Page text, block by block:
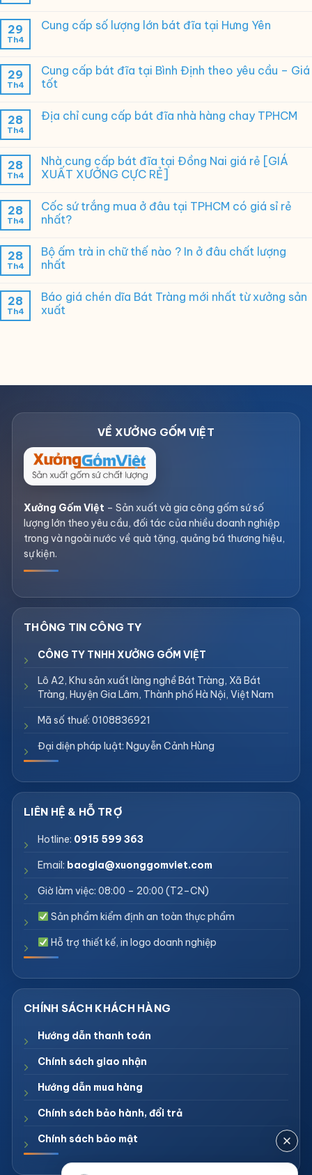
29
Th4
Cung cấp số lượng lớn bát đĩa tại Hưng Yên
29
Th4
Cung cấp bát đĩa tại Bình Định theo yêu cầu – Giá
tốt
28
Th4
Địa chỉ cung cấp bát đĩa nhà hàng chay TPHCM
28
Th4
Nhà cung cấp bát đĩa tại Đồng Nai giá rẻ [GIÁ
XUẤT XƯỞNG CỰC RẺ]
28
Th4
Cốc sứ trắng mua ở đâu tại TPHCM có giá sỉ rẻ
nhất?
28
Th4
Bộ ấm trà in chữ thế nào ? In ở đâu chất lượng
nhất
28
Th4
Báo giá chén dĩa Bát Tràng mới nhất từ xưởng sản
xuất
Xưởng Gốm Việt – Sản xuất và gia công gốm sứ số
lượng lớn theo yêu cầu, đối tác của nhiều doanh nghiệp
trong và ngoài nước về quà tặng, quảng bá thương hiệu,
sự kiện.
CÔNG TY TNHH XƯỞNG GỐM VIỆT
Lô A2, Khu sản xuất làng nghề Bát Tràng, Xã Bát
Tràng, Huyện Gia Lâm, Thành phố Hà Nội, Việt Nam
Mã số thuế: 0108836921
Đại diện pháp luật: Nguyễn Cảnh Hùng
Hotline: 0915 599 363
Email: baogia@xuonggomviet.com
Giờ làm việc: 08:00 – 20:00 (T2–CN)
Sản phẩm kiểm định an toàn thực phẩm
Hỗ trợ thiết kế, in logo doanh nghiệp
Hướng dẫn thanh toán
Chính sách giao nhận
Hướng dẫn mua hàng
Chính sách bảo hành, đổi trả
Chính sách bảo mật